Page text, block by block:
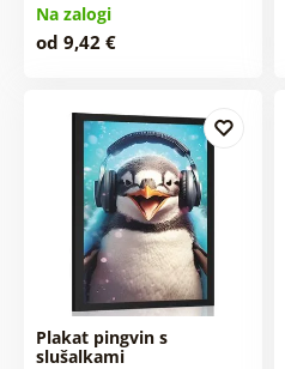
Na zalogi
od 9,42 €
Plakat pingvin s
slušalkami